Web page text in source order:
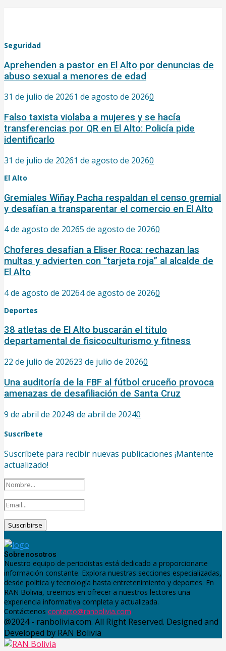
Seguridad
Aprehenden a pastor en El Alto por denuncias de
abuso sexual a menores de edad
31 de julio de 20261 de agosto de 20260
Falso taxista violaba a mujeres y se hacía
transferencias por QR en El Alto: Policía pide
identificarlo
31 de julio de 20261 de agosto de 20260
El Alto
Gremiales Wiñay Pacha respaldan el censo gremial
y desafían a transparentar el comercio en El Alto
4 de agosto de 20265 de agosto de 20260
Choferes desafían a Eliser Roca: rechazan las
multas y advierten con “tarjeta roja” al alcalde de
El Alto
4 de agosto de 20264 de agosto de 20260
Deportes
38 atletas de El Alto buscarán el título
departamental de fisicoculturismo y fitness
22 de julio de 202623 de julio de 20260
Una auditoría de la FBF al fútbol cruceño provoca
amenazas de desafiliación de Santa Cruz
9 de abril de 20249 de abril de 20240
Suscríbete
Suscríbete para recibir nuevas publicaciones ¡Mantente
actualizado!
Sobre nosotros
Nuestro equipo de periodistas está dedicado a proporcionarte
información constante. Explora nuestras secciones especializadas,
desde política y tecnología hasta entretenimiento y deportes. En
RAN Bolivia, creemos en ofrecer a nuestros lectores una
experiencia informativa completa y actualizada.
Contáctenos contacto@ranbolivia.com
@2024 - ranbolivia.com. All Right Reserved. Designed and
Developed by RAN Bolivia